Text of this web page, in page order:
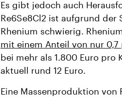
Es gibt jedoch auch
Re6Se8Cl2 ist aufgrund der
Rhenium schwierig.
mit einem Anteil von nur 0,7
bei mehr als 1.800 Euro
aktuell rund 12 Euro.
Eine Massenproduktion von